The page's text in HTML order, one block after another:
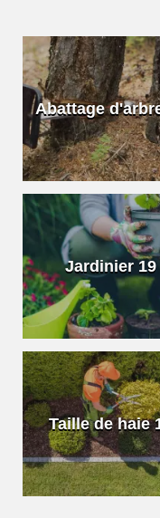
Abattage
Jardinier 19
Taille de haie